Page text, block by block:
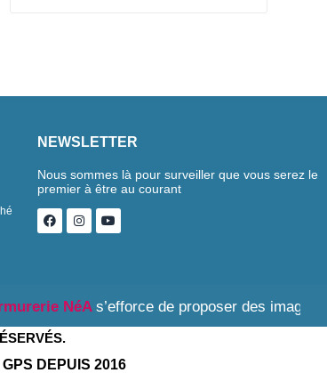
NEWSLETTER
Nous sommes là pour surveiller que vous serez le
premier à être au courant
NéAs’efforce de proposer des images
DEPUIS 2016